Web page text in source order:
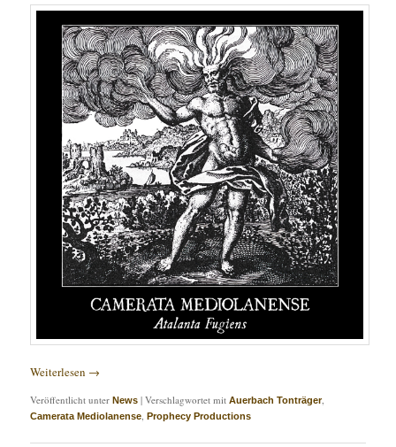
Weiterlesen →
Veröffentlicht unter News |Verschlagwortet mit Auerbach Tonträger,
Camerata Mediolanense ,Prophecy Productions